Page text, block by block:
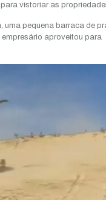
vistoriar as
uma pequena barraca de
aproveitou para